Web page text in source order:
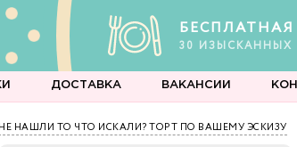
30 ИЗЫСКАННЫХ
ДОСТАВКА ВАКАНСИИ
НЕ НАШЛИ ТО ЧТО ИСКАЛИ? ТОРТ ПО ВАШЕМУ ЭСКИЗУ